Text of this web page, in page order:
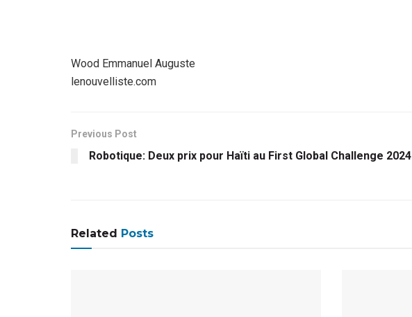
Wood Emmanuel Auguste
lenouvelliste.com
Previous Post
Robotique: Deux prix pour Haïti au First Global Challenge 2024
Related Posts